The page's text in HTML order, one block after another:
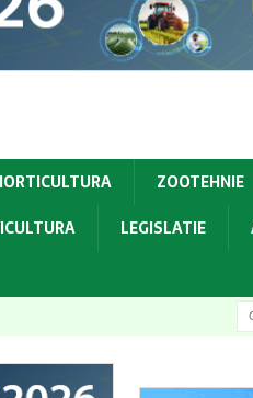
ZOOTEHNIE
LEGISLATIE